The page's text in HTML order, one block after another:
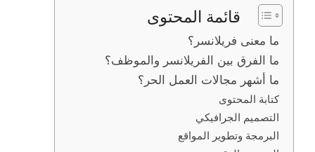
قائمة المحتوى
ما معنى فريلانسر؟
ما الفرق بين الفريلانسر والموظف؟
ما أشهر مجالات العمل الحر؟
كتابة المحتوى
التصميم الجرافيكي
البرمجة وتطوير المواقع